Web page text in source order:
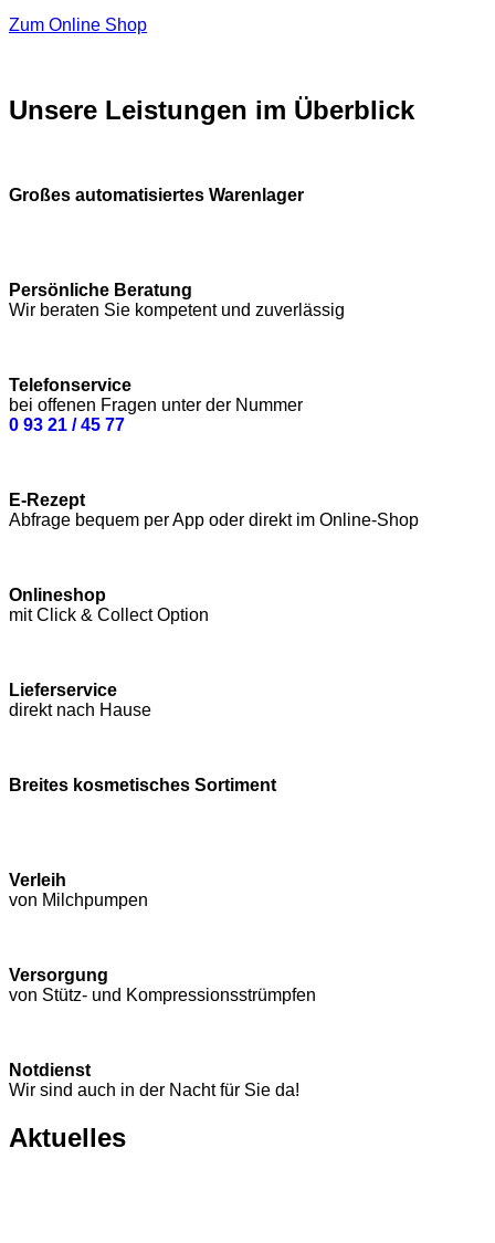
Zum Online Shop
Unsere Leistungen im Überblick
Großes automatisiertes Warenlager
Persönliche Beratung
Wir beraten Sie kompetent und zuverlässig
Telefonservice
bei offenen Fragen unter der Nummer
0 93 21 / 45 77
E-Rezept
Abfrage bequem per App oder direkt im Online-Shop
Onlineshop
mit Click & Collect Option
Lieferservice
direkt nach Hause
Breites kosmetisches Sortiment
Verleih
von Milchpumpen
Versorgung
von Stütz- und Kompressions­strümpfen
Notdienst
Wir sind auch in der Nacht für Sie da!
Aktuelles